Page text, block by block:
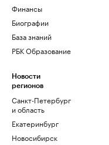
Финансы
Биографии
База знаний
РБК Образование
Новости
регионов
Санкт-Петербург
и область
Екатеринбург
Новосибирск